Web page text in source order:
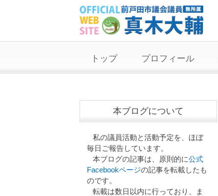
トップ プロフィール
本ブログについて
私の議員活動と活動予定を、ほぼ
毎日ご報告しています。
本ブログの記事は、原則的に公式
Facebookページの記事を転載したも
のです。
転載は数日以内に行っており、ま